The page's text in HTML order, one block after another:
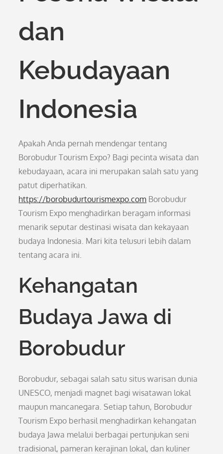
dan
Kebudayaan
Indonesia
Apakah Anda pernah mendengar tentang
Borobudur Tourism Expo? Bagi pecinta wisata dan
kebudayaan, acara ini merupakan salah satu yang
patut diperhatikan.
https://borobudurtourismexpo.com Borobudur
Tourism Expo menghadirkan beragam informasi
menarik seputar destinasi wisata dan kekayaan
budaya Indonesia. Mari kita telusuri lebih dalam
tentang acara ini.
Kehangatan
Budaya Jawa di
Borobudur
Borobudur, sebagai salah satu situs warisan dunia
UNESCO, menjadi magnet bagi wisatawan lokal
maupun mancanegara. Setiap tahun, Borobudur
Tourism Expo berhasil menghadirkan kehangatan
budaya Jawa melalui berbagai pertunjukan seni
tradisional, pameran kerajinan lokal, dan kuliner